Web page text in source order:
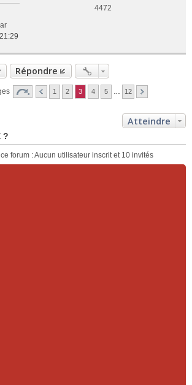
4472
Répondre
1 2 3 4 5 12
Atteindre
?
forum : Aucun utilisateur inscrit et 10 invités